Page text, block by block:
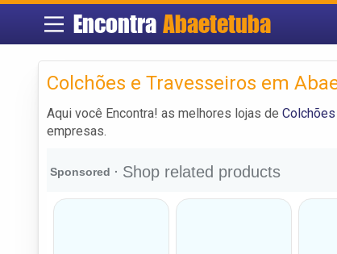
Encontra Abaetetuba
Colchões e Travesseiros em
Aqui você Encontra! as melhores lojas de
empresas.